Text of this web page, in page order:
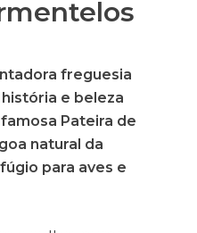
freguesia
e beleza
Pateira de
natural da
para aves e